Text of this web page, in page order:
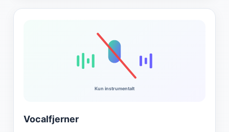
Kun instrumentalt
Vocalfjerner